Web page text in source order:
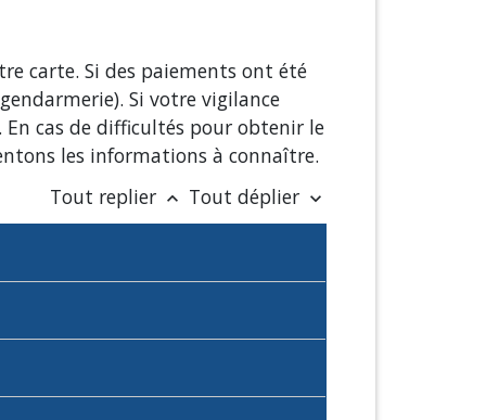
carte. Si des paiements ont été
Si votre vigilance
En cas de difficultés pour obtenir le
les informations à connaître.
Tout replier keyboard_arrow_up Tout déplier keyboard_arrow_down